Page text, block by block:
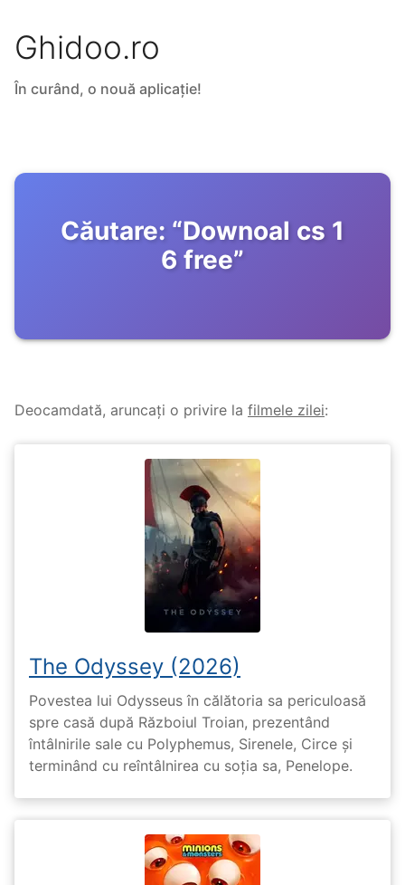
Ghidoo.ro
În curând, o nouă aplicație!
Căutare: “Downoal cs 1
6 free”
Deocamdată, aruncați o privire la filmele zilei:
The Odyssey (2026)
Povestea lui Odysseus în călătoria sa periculoasă
spre casă după Războiul Troian, prezentând
întâlnirile sale cu Polyphemus, Sirenele, Circe și
terminând cu reîntâlnirea cu soția sa, Penelope.